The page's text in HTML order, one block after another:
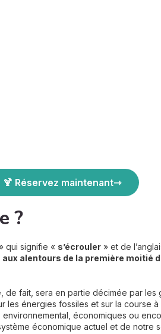
🍹 Réservez maintenant
?
qui signifie « s’écrouler » et de
aux alentours de la première moitié
fait, sera en partie décimée par les
les énergies fossiles et sur la course
économiques ou
économique actuel et de notre